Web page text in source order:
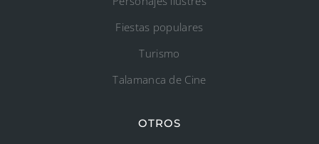
Fiestas populares
Turismo
Talamanca de Cine
OTROS